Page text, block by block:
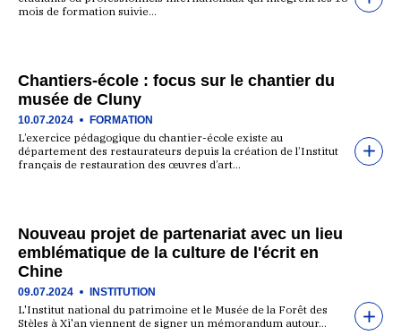
mois de formation suivie…
Chantiers-école : focus sur le chantier du
musée de Cluny
10.07.2024 FORMATION
L’exercice pédagogique du chantier-école existe au
département des restaurateurs depuis la création de l’Institut
français de restauration des œuvres d’art…
Nouveau projet de partenariat avec un lieu
emblématique de la culture de l'écrit en
Chine
09.07.2024 INSTITUTION
L'Institut national du patrimoine et le Musée de la Forêt des
Stèles à Xi'an viennent de signer un mémorandum autour…